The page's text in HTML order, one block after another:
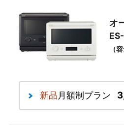
オ
（
新品月額制プラン